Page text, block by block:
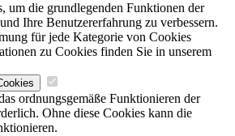
um die grundlegenden Funktionen der
Ihre Benutzererfahrung zu verbessern.
für jede Kategorie von Cookies
zu Cookies finden Sie in unserem
ordnungsgemäße Funktionieren der
Ohne diese Cookies kann die